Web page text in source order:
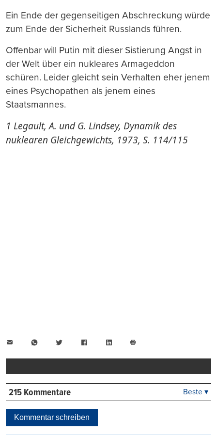
Ein Ende der gegenseitigen Abschreckung würde
zum Ende der Sicherheit Russlands führen.
Offenbar will Putin mit dieser Sistierung Angst in
der Welt über ein nukleares Armageddon
schüren. Leider gleicht sein Verhalten eher jenem
eines Psychopathen als jenem eines
Staatsmannes.
1 Legault, A. und G. Lindsey, Dynamik des
nuklearen Gleichgewichts, 1973, S. 114/115
WhatsAppTwitter FacebookLinkedIn
drucken
215 Kommentare
Kontrovers
Beste ▾
Kommentar schreiben